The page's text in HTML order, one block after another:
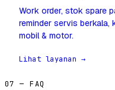
Work order, stok spare
reminder servis berkala,
mobil & motor.
Lihat layanan →
07 — FAQ